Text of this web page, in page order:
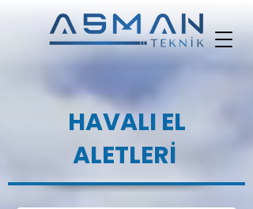
HAVALI EL
ALETLERİ